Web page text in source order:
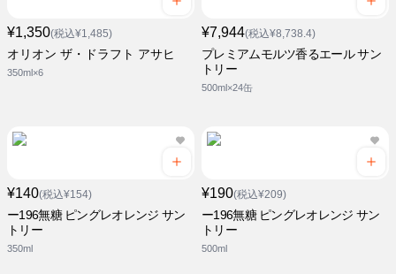
¥1,350(税込¥1,485)
オリオン ザ・ドラフト アサヒ
350ml×6
¥7,944(税込¥8,738.4)
プレミアムモルツ香るエール サン
トリー
500ml×24缶
¥140(税込¥154)
ー196無糖 ピングレオレンジ サン
トリー
350ml
¥190(税込¥209)
ー196無糖 ピングレオレンジ サン
トリー
500ml